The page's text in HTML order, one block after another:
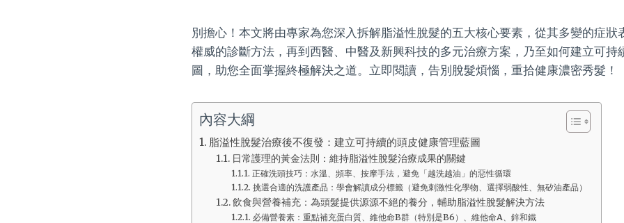
別擔心！本文將由專家為您深入拆解脂溢性脫髮的五大核心要素，從其多變的症狀
權威的診斷方法，再到西醫、中醫及新興科技的多元治療方案，乃至如何建立可持
圖，助您全面掌握終極解決之道。立即閱讀，告別脫髮煩惱，重拾健康濃密秀髮！
內容大綱
脂溢性脫髮治療後不復發：建立可持續的頭皮健康管理藍圖
日常護理的黃金法則：維持脂溢性脫髮治療成果的關鍵
正確洗頭技巧：水溫、頻率、按摩手法，避免「越洗越油」的惡性循環
挑選合適的洗護產品：學會解讀成分標籤（避免刺激性化學物、選擇弱酸性、無矽油產品）
飲食與營養補充：為頭髮提供源源不絕的養分，輔助脂溢性脫髮解決方法
必備營養素：重點補充蛋白質、維他命B群（特別是B6）、維他命A、鋅和鐵